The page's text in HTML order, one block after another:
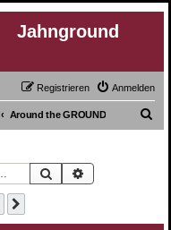
Jahnground
Anmelden
Registrieren
Around the GROUND
Suche